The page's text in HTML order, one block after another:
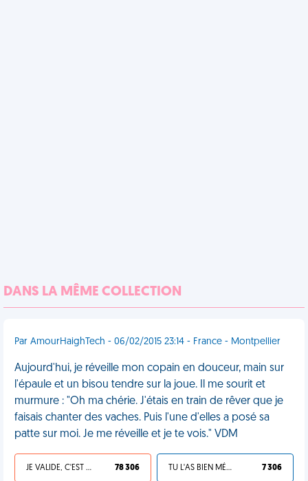
DANS LA MÊME COLLECTION
Par AmourHaighTech - 06/02/2015 23:14 - France - Montpellier
Aujourd'hui, je réveille mon copain en douceur, main sur
l'épaule et un bisou tendre sur la joue. Il me sourit et
murmure : "Oh ma chérie. J'étais en train de rêver que je
faisais chanter des vaches. Puis l'une d'elles a posé sa
patte sur moi. Je me réveille et je te vois." VDM
JE VALIDE, C'EST UNE VDM 78 306 TU L'AS BIEN MÉRITÉ 7 306